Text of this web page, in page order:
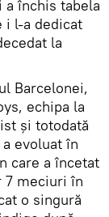
a închis tabela
i l-a dedicat
la
Barcelonei,
echipa la
și totodată
evoluat în
care a încetat
7 meciuri în
o singură